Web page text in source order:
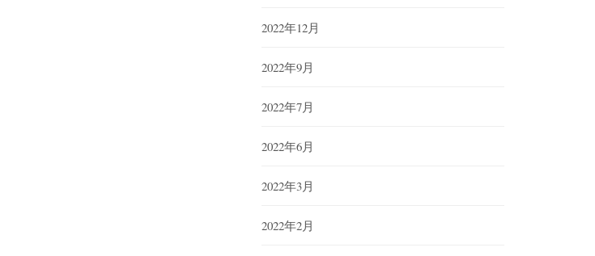
2022年12月
2022年9月
2022年7月
2022年6月
2022年3月
2022年2月